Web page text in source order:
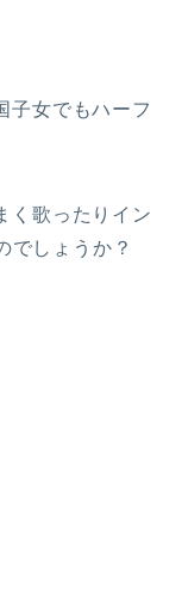
子女でもハーフ
く歌ったりイン
でしょうか？